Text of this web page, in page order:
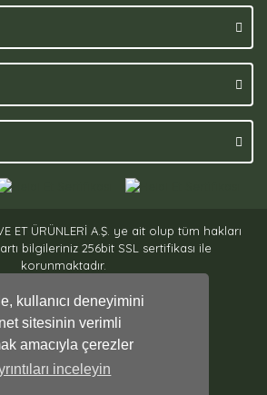
kullanıcı deneyimini
sitesinin verimli
amacıyla çerezler
inceleyin
ET ÜRÜNLERİ A.Ş. ye ait olup tüm hakları
bilgileriniz 256bit SSL sertifikası ile
korunmaktadır.